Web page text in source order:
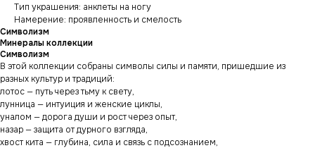
Тип украшения: анклеты на ногу
Намерение: проявленность и смелость
Символизм
Минералы коллекции
Символизм
В этой коллекции собраны символы силы и памяти, пришедшие из
разных культур и традиций:
лотос — путь через тьму к свету,
лунница — интуиция и женские циклы,
уналом — дорога души и рост через опыт,
назар — защита от дурного взгляда,
хвост кита — глубина, сила и связь с подсознанием,